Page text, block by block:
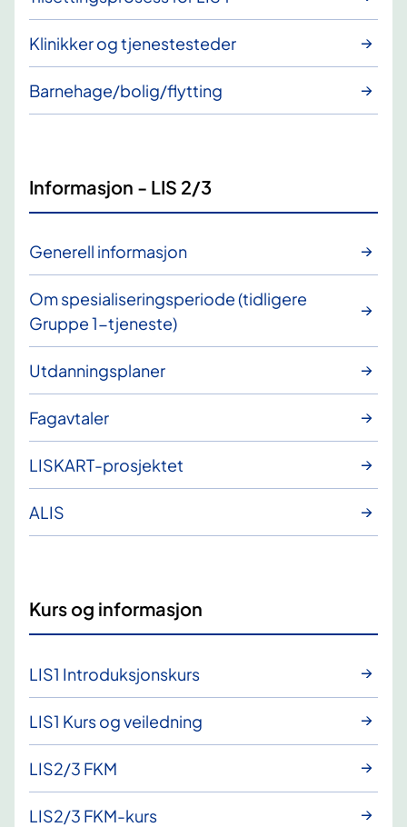
Klinikker og tjenestesteder
Barnehage/bolig/flytting
Informasjon - LIS 2/3
Generell informasjon
Om spesialiseringsperiode (tidligere
Gruppe 1-tjeneste)
Utdanningsplaner
Fagavtaler
LISKART-prosjektet
ALIS
Kurs og informasjon
LIS1 Introduksjonskurs
LIS1 Kurs og veiledning
LIS2/3 FKM
LIS2/3 FKM-kurs